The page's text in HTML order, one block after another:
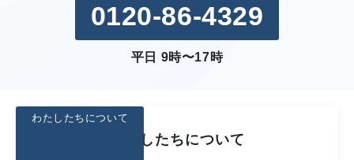
0120-86-4329
平日 9時〜17時
わたしたちについて
わたしたちについて